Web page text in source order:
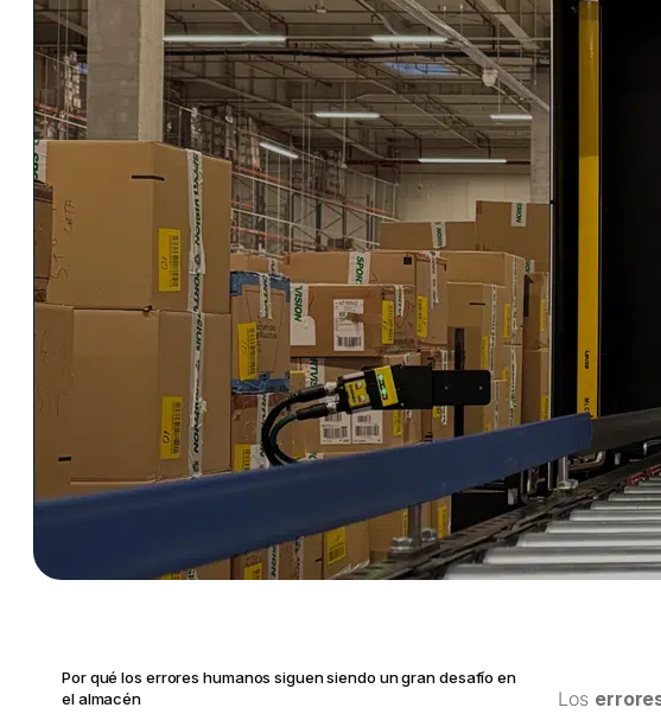
Por qué los errores humanos siguen siendo un gran desafío en
el almacén
Los